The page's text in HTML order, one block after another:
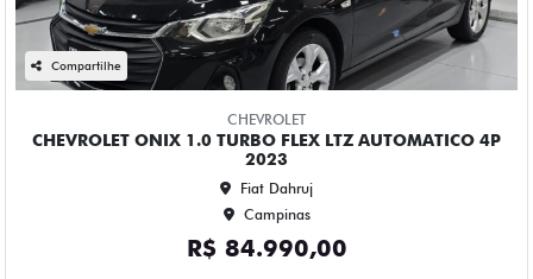
CHEVROLET
CHEVROLET ONIX 1.0 TURBO FLEX LTZ MANUAL 4P 2023
Fiat Dahruj
Campinas
R$ 79.990,00
2022/2023
Mais informações